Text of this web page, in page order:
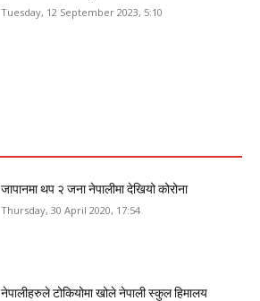
Tuesday, 12 September 2023, 5:10
जापानमा थप २ जना नेपालीमा देखियो कोरोना
Thursday, 30 April 2020, 17:54
नेपालीहरुले टोकियोमा खोले नेपाली स्कुल हिमालय